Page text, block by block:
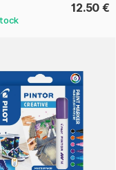
12.50 €